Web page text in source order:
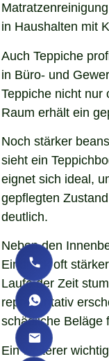
in Haushalten mit
Auch Teppiche
in Büro- und
Teppiche nicht nur
Raum erhält ein
Noch stärker
sieht ein
eignet sich ideal,
gepflegten
deutlich.
Neben den
Eindruck oft
Laufe der Zeit
repräsentativ
schädliche Beläge
Ein weiterer